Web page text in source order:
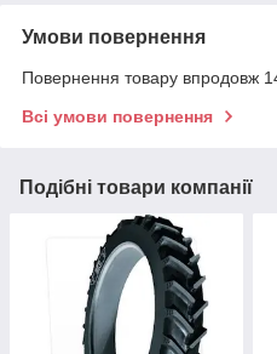
Умови повернення
Повернення товару впродовж
Всі умови повернення
Подібні товари компанії